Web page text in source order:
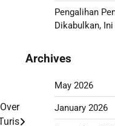
Pengalihan
Dikabulkan,
Archives
May 2026
January 2026